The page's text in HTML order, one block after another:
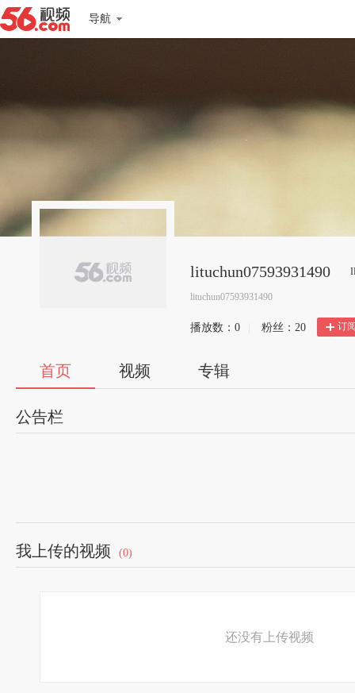
导航
lituchun07593931490
lituchun07593931490
播放数： 0 粉丝： 20 订
首页 视频 专辑
公告栏
我上传的视频 (0)
还没有上传视频